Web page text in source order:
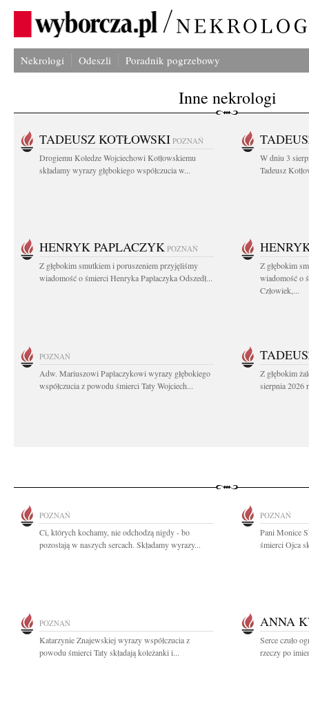
Nekrologi Odeszli Poradnik pogrzebowy
Inne nekrologi
TADEUSZ KOTŁOWSKI POZNAŃ
Drogiemu Koledze Wojciechowi Kotłowskiemu
składamy wyrazy głębokiego współczucia w...
W dniu 3
Tadeusz
HENRYK PAPLACZYK POZNAŃ
Z głębokim smutkiem i poruszeniem przyjęliśmy
wiadomość o śmierci Henryka Paplaczyka Odszedł...
Z głębokim
wiadomość o
Człowiek,...
POZNAŃ
Adw. Mariuszowi Paplaczykowi wyrazy głębokiego
współczucia z powodu śmierci Taty Wojciech...
Z głębokim
sierpnia 2026
POZNAŃ
Ci, których kochamy, nie odchodzą nigdy - bo
pozostają w naszych sercach. Składamy wyrazy...
POZNAŃ
Pani Monice
śmierci Ojca
POZNAŃ
Katarzynie Znajewskiej wyrazy współczucia z
powodu śmierci Taty składają koleżanki i...
ANNA
Serce czuło
rzeczy po